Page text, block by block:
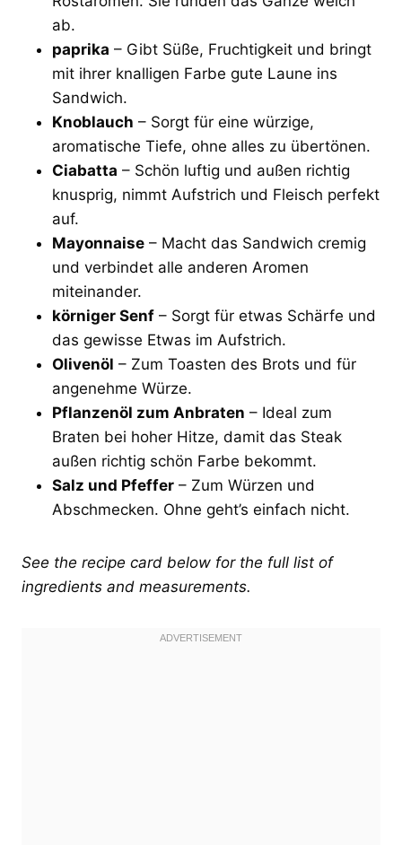
ab.
paprika – Gibt Süße, Fruchtigkeit und bringt
mit ihrer knalligen Farbe gute Laune ins
Sandwich.
Knoblauch – Sorgt für eine würzige,
aromatische Tiefe, ohne alles zu übertönen.
Ciabatta – Schön luftig und außen richtig
knusprig, nimmt Aufstrich und Fleisch perfekt
auf.
Mayonnaise – Macht das Sandwich cremig
und verbindet alle anderen Aromen
miteinander.
körniger Senf – Sorgt für etwas Schärfe und
das gewisse Etwas im Aufstrich.
Olivenöl – Zum Toasten des Brots und für
angenehme Würze.
Pflanzenöl zum Anbraten – Ideal zum
Braten bei hoher Hitze, damit das Steak
außen richtig schön Farbe bekommt.
Salz und Pfeffer – Zum Würzen und
Abschmecken. Ohne geht’s einfach nicht.
See the recipe card below for the full list of
ingredients and measurements.